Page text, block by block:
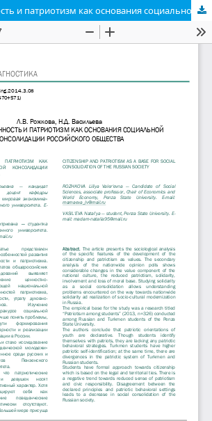
Гражданственность и патриотизм как основания социальной консолидации российского общества